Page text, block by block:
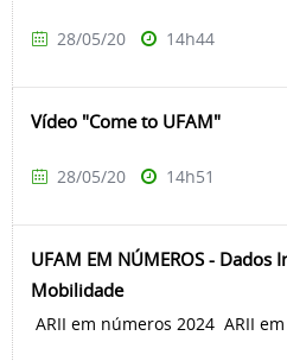
28/05/20 14h44
Vídeo "Come to UFAM"
28/05/20 14h51
UFAM EM NÚMEROS - Dados
Mobilidade
ARII em números 2024 ARII